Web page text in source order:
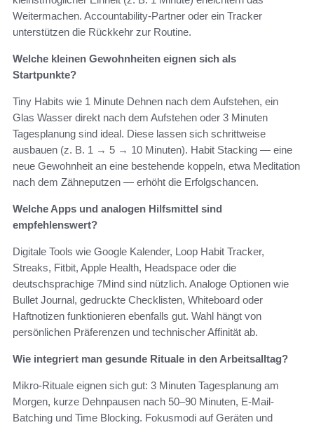
Weitermachen. Accountability-Partner oder ein Tracker
unterstützen die Rückkehr zur Routine.
Welche kleinen Gewohnheiten eignen sich als
Startpunkte?
Tiny Habits wie 1 Minute Dehnen nach dem Aufstehen, ein
Glas Wasser direkt nach dem Aufstehen oder 3 Minuten
Tagesplanung sind ideal. Diese lassen sich schrittweise
ausbauen (z. B. 1 → 5 → 10 Minuten). Habit Stacking — eine
neue Gewohnheit an eine bestehende koppeln, etwa Meditation
nach dem Zähneputzen — erhöht die Erfolgschancen.
Welche Apps und analogen Hilfsmittel sind
empfehlenswert?
Digitale Tools wie Google Kalender, Loop Habit Tracker,
Streaks, Fitbit, Apple Health, Headspace oder die
deutschsprachige 7Mind sind nützlich. Analoge Optionen wie
Bullet Journal, gedruckte Checklisten, Whiteboard oder
Haftnotizen funktionieren ebenfalls gut. Wahl hängt von
persönlichen Präferenzen und technischer Affinität ab.
Wie integriert man gesunde Rituale in den Arbeitsalltag?
Mikro-Rituale eignen sich gut: 3 Minuten Tagesplanung am
Morgen, kurze Dehnpausen nach 50–90 Minuten, E‑Mail-
Batching und Time Blocking. Fokusmodi auf Geräten und